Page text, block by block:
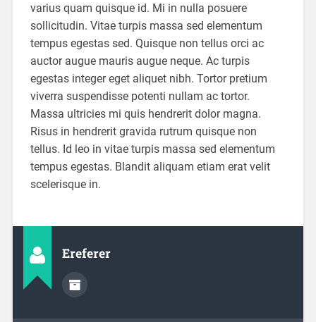
varius quam quisque id. Mi in nulla posuere
sollicitudin. Vitae turpis massa sed elementum
tempus egestas sed. Quisque non tellus orci ac
auctor augue mauris augue neque. Ac turpis
egestas integer eget aliquet nibh. Tortor pretium
viverra suspendisse potenti nullam ac tortor.
Massa ultricies mi quis hendrerit dolor magna.
Risus in hendrerit gravida rutrum quisque non
tellus. Id leo in vitae turpis massa sed elementum
tempus egestas. Blandit aliquam etiam erat velit
scelerisque in.
Ereferer